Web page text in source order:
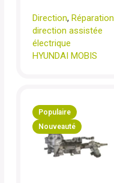
Direction, Réparation
direction assistée
électrique
HYUNDAI MOBIS
Populaire
Nouveauté